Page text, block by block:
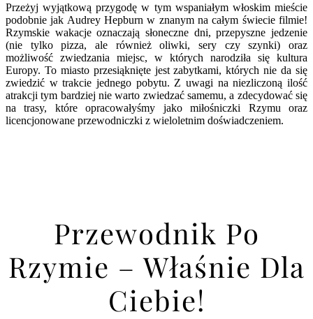
Przeżyj wyjątkową przygodę w tym wspaniałym włoskim mieście
podobnie jak Audrey Hepburn w znanym na całym świecie filmie!
Rzymskie wakacje oznaczają słoneczne dni, przepyszne jedzenie
(nie tylko pizza, ale również oliwki, sery czy szynki) oraz
możliwość zwiedzania miejsc, w których narodziła się kultura
Europy. To miasto przesiąknięte jest zabytkami, których nie da się
zwiedzić w trakcie jednego pobytu. Z uwagi na niezliczoną ilość
atrakcji tym bardziej nie warto zwiedzać samemu, a zdecydować się
na trasy, które opracowałyśmy jako miłośniczki Rzymu oraz
licencjonowane przewodniczki z wieloletnim doświadczeniem.
Przewodnik Po
Rzymie – Właśnie Dla
Ciebie!